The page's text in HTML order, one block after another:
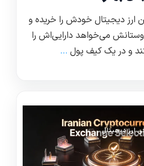
ارز دیجیتال خودش را خریده و
می‌خواهد دارایی‌اش را
و در یک کیف پول ...
ارز دیجیتال